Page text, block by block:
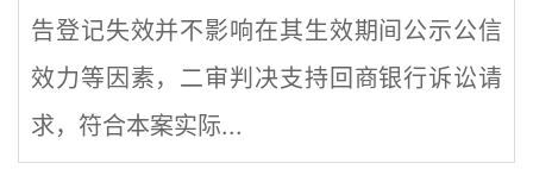
告登记失效并不影响在其生效期间公示公信
效力等因素，二审判决支持回商银行诉讼请
求，符合本案实际...